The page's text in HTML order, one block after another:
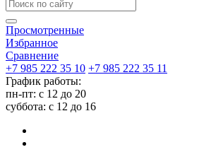
Просмотренные
Избранное
Сравнение
+7 985 222 35 10 +7 985 222 35 11
График работы:
пн-пт: с 12 до 20
суббота: c 12 до 16